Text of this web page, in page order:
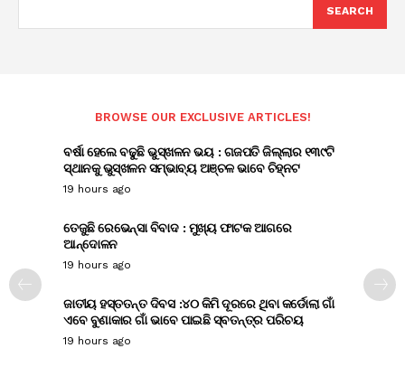
SEARCH
BROWSE OUR EXCLUSIVE ARTICLES!
ବର୍ଷା ହେଲେ ବଢୁଛି ଭୁସ୍ଖଳନ ଭୟ : ଗଜପତି ଜିଲ୍ଲାର ୧୩୯ଟି
ସ୍ଥାନକୁ ଭୁସ୍ଖଳନ ସମ୍ଭାବ୍ୟ ଅଞ୍ଚଳ ଭାବେ ଚିହ୍ନଟ
19 hours ago
ତେଜୁଛି ରେଭେନ୍ସା ବିବାଦ : ମୁଖ୍ୟ ଫାଟକ ଆଗରେ
ଆନ୍ଦୋଳନ
19 hours ago
ଜାତୀୟ ହସ୍ତତନ୍ତ ଦିବସ :୪୦ କିମି ଦୂରରେ ଥିବା କର୍ଡୋଲା ଗାଁ
ଏବେ ବୁଣାକାର ଗାଁ ଭାବେ ପାଇଛି ସ୍ବତନ୍ତ୍ର ପରିଚୟ
19 hours ago